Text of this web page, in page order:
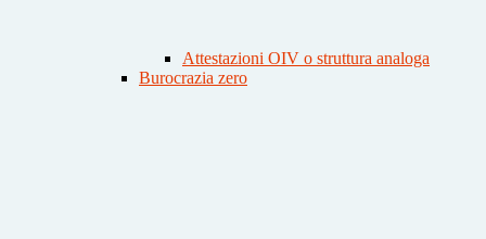
Attestazioni OIV o struttura analoga
Burocrazia zero